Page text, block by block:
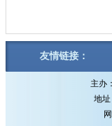
友情链接：
主办
地址